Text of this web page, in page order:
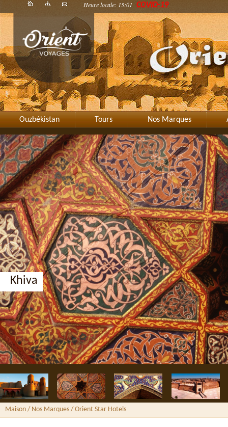
Heure locale: 15:01 COVID-19
Ouzbékistan Tours Nos Marques
Khiva
Maison / Nos Marques / Orient Star Hotels